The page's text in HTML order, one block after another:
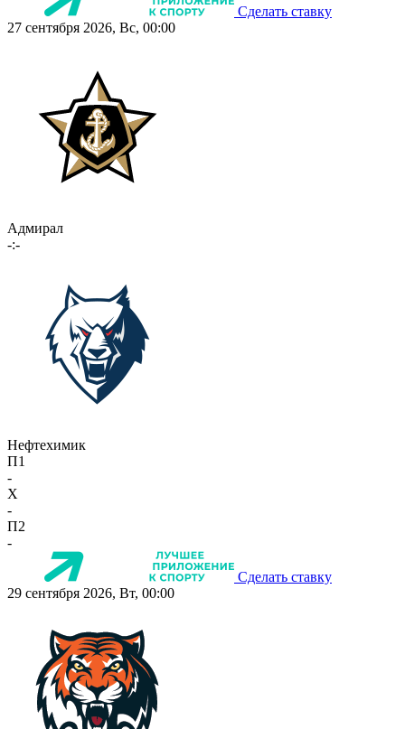
Сделать ставку
27 сентября 2026, Вс, 00:00
Адмирал
-:-
Нефтехимик
П1
-
X
-
П2
-
Сделать ставку
29 сентября 2026, Вт, 00:00